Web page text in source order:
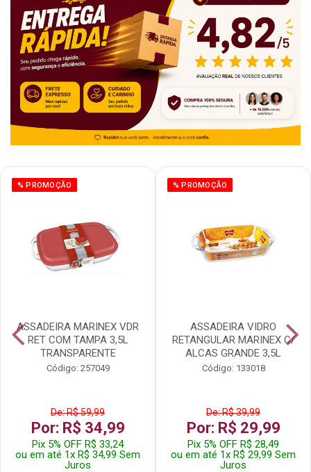
% PROMOÇÃO
ASSADEIRA MARINEX VDR
RET COM TAMPA 3,5L
TRANSPARENTE
Código: 257049
De: R$ 59,99
Por: R$ 34,99
Pix 5% OFF R$ 33,24
ou em até 1x R$ 34,99 Sem
Juros
% PROMOÇÃO
ASSADEIRA VIDRO
RETANGULAR MARINEX C/
ALCAS GRANDE 3,5L
Código: 133018
De: R$ 39,99
Por: R$ 29,99
Pix 5% OFF R$ 28,49
ou em até 1x R$ 29,99 Sem
Juros